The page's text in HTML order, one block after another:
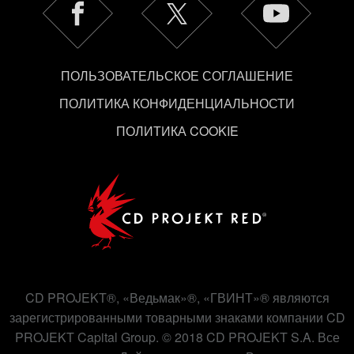
ПОЛЬЗОВАТЕЛЬСКОЕ СОГЛАШЕНИЕ
ПОЛИТИКА КОНФИДЕНЦИАЛЬНОСТИ
ПОЛИТИКА COOKIE
CD PROJEKT®, «Ведьмак»®, «ГВИНТ»® являются
зарегистрированными товарными знаками компании CD
PROJEKT Capital Group. © 2018 CD PROJEKT S.A. Все